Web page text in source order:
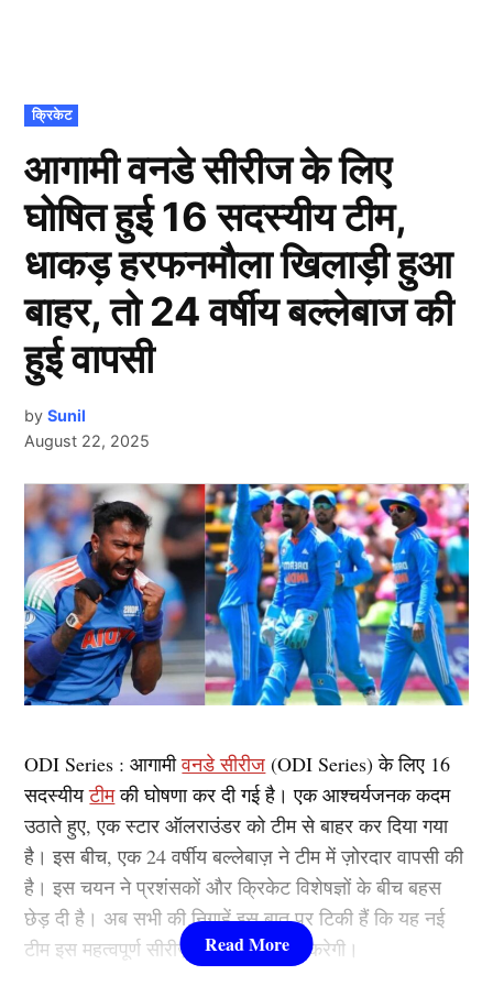
POSTED
IN
क्रिकेट
आगामी वनडे सीरीज के लिए
घोषित हुई 16 सदस्यीय टीम,
धाकड़ हरफनमौला खिलाड़ी हुआ
बाहर, तो 24 वर्षीय बल्लेबाज की
हुई वापसी
by Sunil
August 22, 2025
ODI Series : आगामीवनडे सीरीज (ODI Series) के लिए 16
सदस्यीयटीमकी घोषणा कर दी गई है। एक आश्चर्यजनक कदम
उठाते हुए, एक स्टार ऑलराउंडर को टीम से बाहर कर दिया गया
है। इस बीच, एक 24 वर्षीय बल्लेबाज़ ने टीम में ज़ोरदार वापसी की
है। इस चयन ने प्रशंसकों और क्रिकेट विशेषज्ञों के बीच बहस
छेड़ दी है। अब सभी की निगाहें इस बात पर टिकी हैं कि यह नई
टीम इस महत्वपूर्ण सीरीज़ में कैसा प्रदर्शन करेगी।